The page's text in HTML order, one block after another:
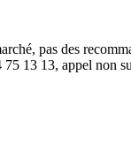
pas des
75 13 13, appel non